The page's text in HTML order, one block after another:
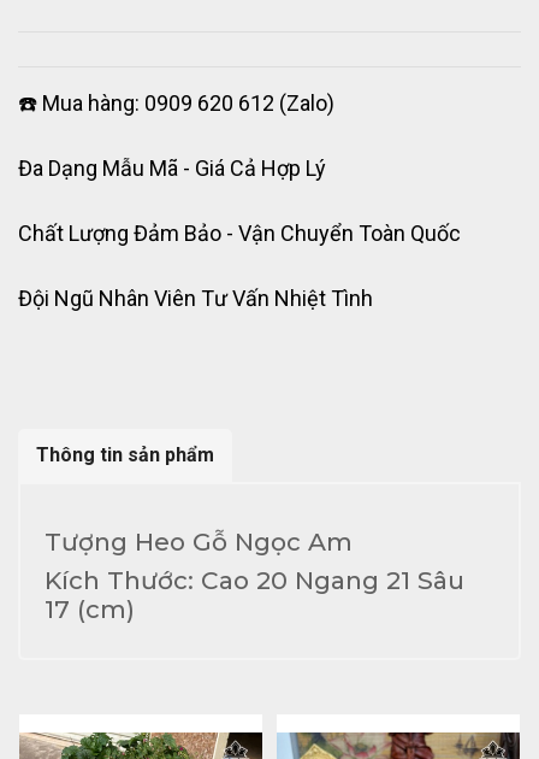
☎️ Mua hàng: 0909 620 612 (Zalo)
Đa Dạng Mẫu Mã - Giá Cả Hợp Lý
Chất Lượng Đảm Bảo - Vận Chuyển Toàn Quốc
Đội Ngũ Nhân Viên Tư Vấn Nhiệt Tình
Thông tin sản phẩm
Tượng Heo Gỗ Ngọc Am
Kích Thước: Cao 20 Ngang 21 Sâu
17 (cm)